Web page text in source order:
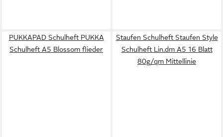
PUKKAPAD Schulheft PUKKA
Schulheft A5 Blossom flieder
Staufen Schulheft Staufen Style
Schulheft Lin.dm A5 16 Blatt
80g/qm Mittellinie